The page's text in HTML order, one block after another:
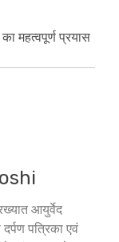
महत्वपूर्ण प्रयास
आयुर्वेद
पत्रिका एवं